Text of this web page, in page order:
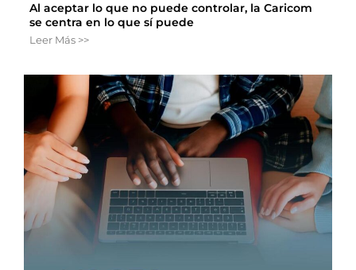
Al aceptar lo que no puede controlar, la Caricom
se centra en lo que sí puede
Leer Más >>